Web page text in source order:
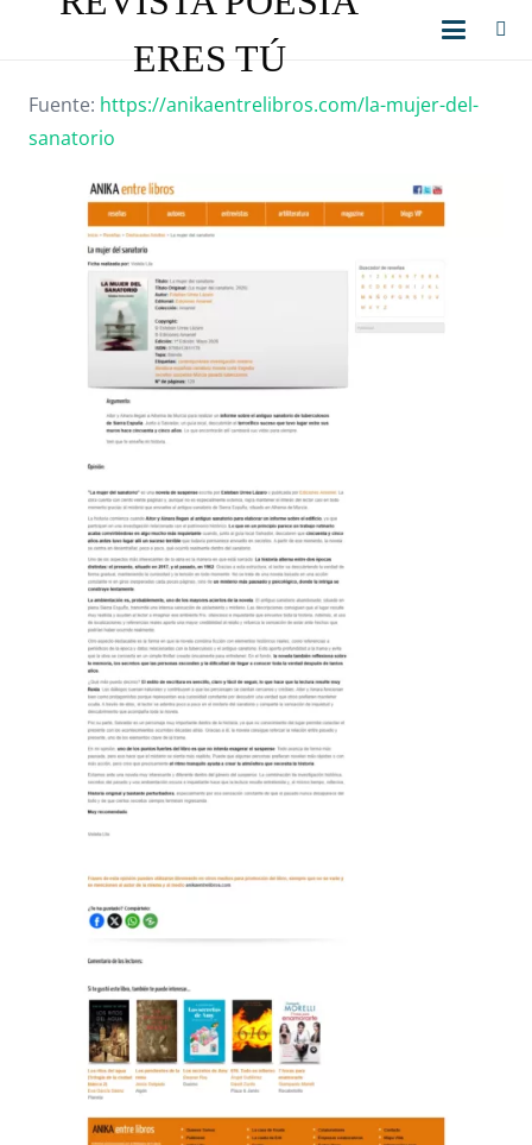
ERES TÚ
Fuente: https://anikaentrelibros.com/la-mujer-del-
sanatorio